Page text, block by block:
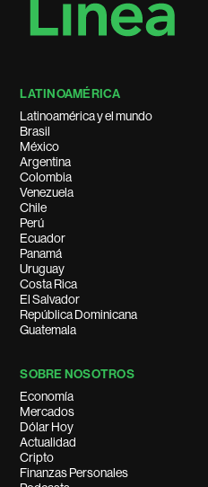
LATINOAMÉRICA
Latinoamérica y el mundo
Brasil
México
Argentina
Colombia
Venezuela
Chile
Perú
Ecuador
Panamá
Uruguay
Costa Rica
El Salvador
República Dominicana
Guatemala
SOBRE NOSOTROS
Economía
Mercados
Dólar Hoy
Actualidad
Cripto
Finanzas Personales